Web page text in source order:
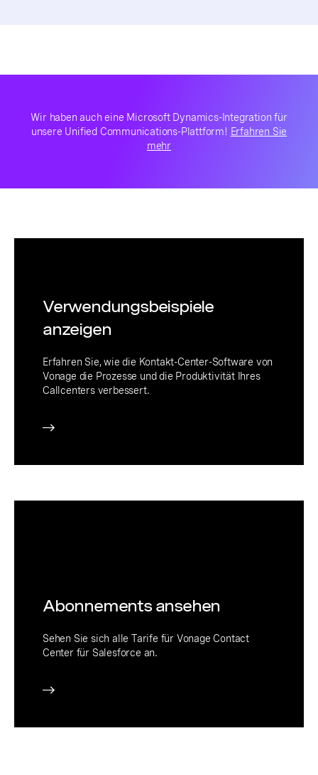
Wir haben auch eine Microsoft Dynamics-Integration für
unsere Unified Communications-Plattform! Erfahren Sie
mehr
Verwendungsbeispiele
anzeigen
Erfahren Sie, wie die Kontakt-Center-Software von
Vonage die Prozesse und die Produktivität Ihres
Callcenters verbessert.
Abonnements ansehen
Sehen Sie sich alle Tarife für Vonage Contact
Center für Salesforce an.